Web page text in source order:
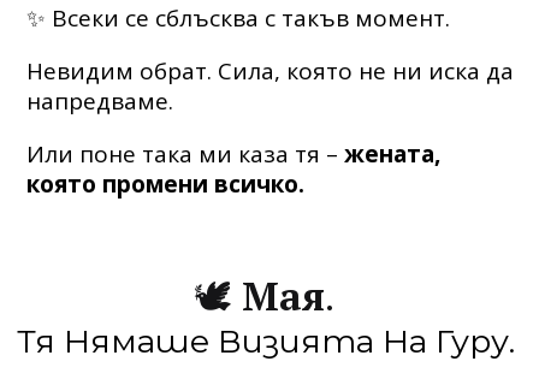
✨ Всеки се сблъсква с такъв момент.
Невидим обрат. Сила, която не ни иска да
напредваме.
Или поне така ми каза тя – жената,
която промени всичко.
🕊️ Мая.
Тя Нямаше Визията На Гуру.